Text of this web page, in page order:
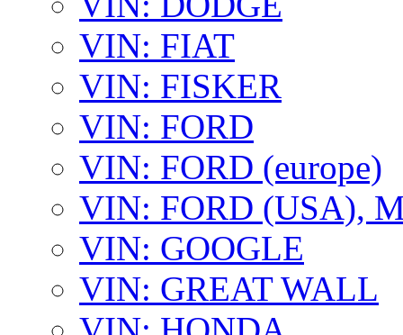
VIN: FIAT
VIN: FISKER
VIN: FORD
VIN: FORD (europe)
VIN: FORD (USA),
VIN: GOOGLE
VIN: GREAT WALL